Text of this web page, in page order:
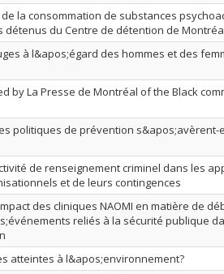
la consommation de substances
détenus du Centre de détention de
à l&apos;égard des hommes et des
by La Presse de Montréal of the Black
politiques de prévention s&apos;avèrent-
de renseignement criminel dans les
et de leurs contingences
des cliniques NAOMI en matière de
reliés à la sécurité publique
atteintes à l&apos;environnement?